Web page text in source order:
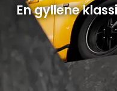
En gyllene